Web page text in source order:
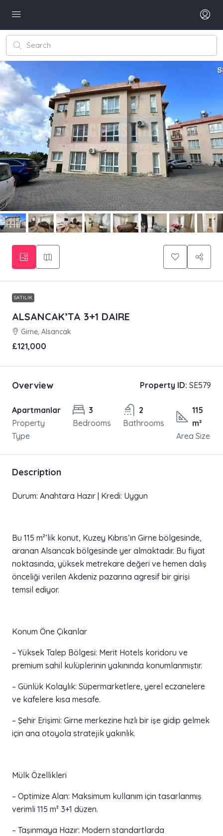
SATILIK
ALSANCAK’TA 3+1 DAIRE
Girne, Alsancak
£121,000
Overview Property ID: SE579
Apartmanlar
Property
Type
3
Bedrooms
2
Bathrooms
115
m²
Area Size
Description
Durum: Anahtara Hazır | Kredi: Uygun
Bu 115 m²’lik konut, Kuzey Kıbrıs’ın Girne bölgesinde,
aranan Alsancak bölgesinde yer almaktadır. Bu fiyat
noktasında, yüksek metrekare değeri ve hemen dalış
önceliği verilen Akdeniz pazarına agresif bir girişi
temsil ediyor.
Konum Öne Çıkanlar
– Yüksek Talep Bölgesi: Merit Hotels koridoru ve
premium sahil kulüplerinin yakınında konumlanmıştır.
– Günlük Kolaylık: Süpermarketlere, yerel eczanelere
ve kafelere kısa mesafe.
– Şehir Erişimi: Girne merkezine hızlı bir işe gidip gelmek
için ana otoyola stratejik yakınlık.
Mülk Özellikleri
– Optimize Alan: Maksimum kullanım için tasarlanmış
verimli 115 m² 3+1 düzen.
– Taşınmaya Hazır: Modern standartlarda